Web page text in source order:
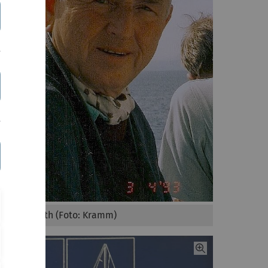
Dr. Kurt Huth (Foto: Kramm)